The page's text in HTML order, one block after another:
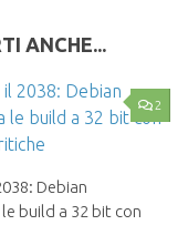
ANCHE...
2
Debian
build a 32 bit con